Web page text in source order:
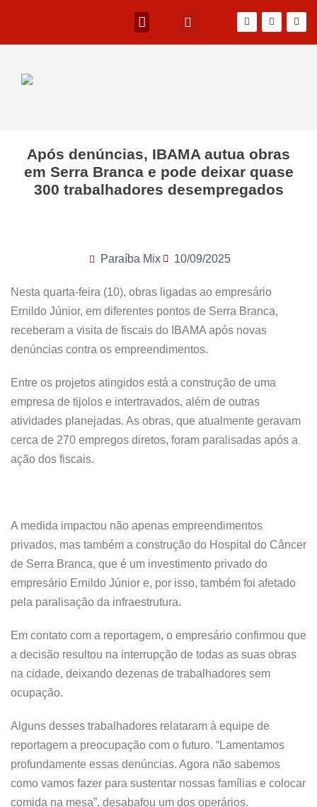
Após denúncias, IBAMA autua obras
em Serra Branca e pode deixar quase
300 trabalhadores desempregados
Paraíba Mix 10/09/2025
Nesta quarta-feira (10), obras ligadas ao empresário
Ernildo Júnior, em diferentes pontos de Serra Branca,
receberam a visita de fiscais do IBAMA após novas
denúncias contra os empreendimentos.
Entre os projetos atingidos está a construção de uma
empresa de tijolos e intertravados, além de outras
atividades planejadas. As obras, que atualmente geravam
cerca de 270 empregos diretos, foram paralisadas após a
ação dos fiscais.
A medida impactou não apenas empreendimentos
privados, mas também a construção do Hospital do Câncer
de Serra Branca, que é um investimento privado do
empresário Ernildo Júnior e, por isso, também foi afetado
pela paralisação da infraestrutura.
Em contato com a reportagem, o empresário confirmou que
a decisão resultou na interrupção de todas as suas obras
na cidade, deixando dezenas de trabalhadores sem
ocupação.
Alguns desses trabalhadores relataram à equipe de
reportagem a preocupação com o futuro. “Lamentamos
profundamente essas denúncias. Agora não sabemos
como vamos fazer para sustentar nossas famílias e colocar
comida na mesa”, desabafou um dos operários.